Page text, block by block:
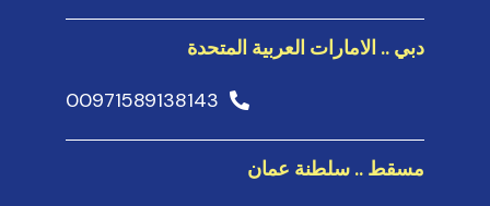
دبي .. الامارات العربية المتحدة
00971589138143
مسقط .. سلطنة عمان